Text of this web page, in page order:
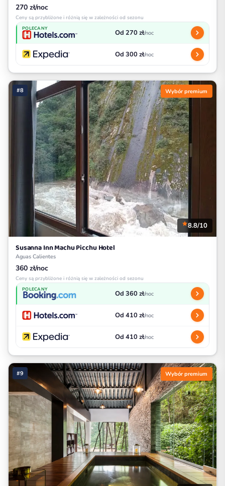
270 zł/noc
Ceny są przybliżone i różnią się w zależności od sezonu
POLECANY Od 270 zł/noc
Od 300 zł/noc
#8 Wybór premium
8.8/10
Susanna Inn Machu Picchu Hotel
Aguas Calientes
360 zł/noc
Ceny są przybliżone i różnią się w zależności od sezonu
POLECANY Od 360 zł/noc
Od 410 zł/noc
Od 410 zł/noc
#9 Wybór premium